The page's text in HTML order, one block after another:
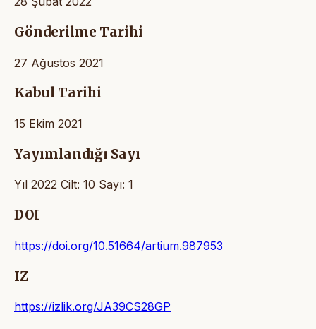
Gönderilme Tarihi
27 Ağustos 2021
Kabul Tarihi
15 Ekim 2021
Yayımlandığı Sayı
Yıl 2022 Cilt: 10 Sayı: 1
DOI
https://doi.org/10.51664/artium.987953
IZ
https://izlik.org/JA39CS28GP